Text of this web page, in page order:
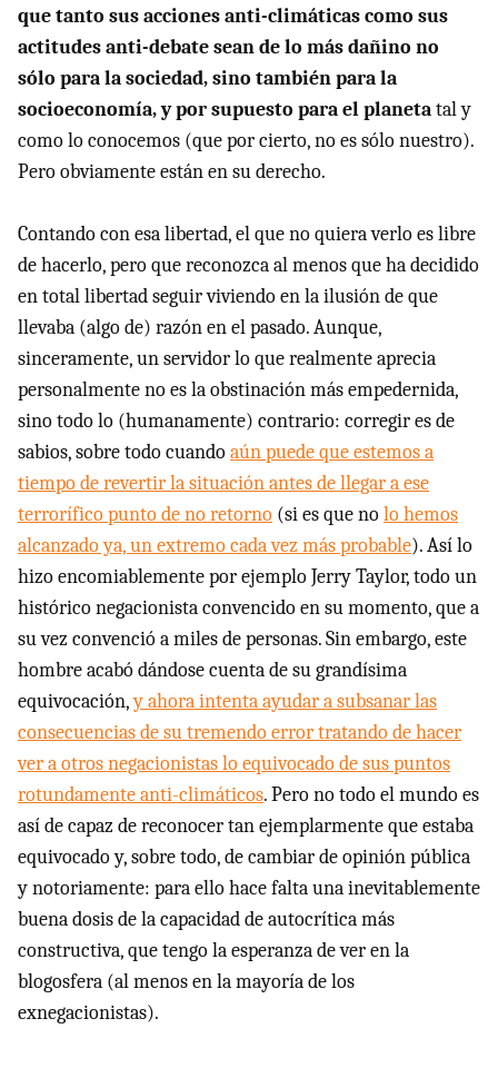
que tanto sus acciones anti-climáticas como sus
actitudes anti-debate sean de lo más dañino no
sólo para la sociedad, sino también para la
socioeconomía, y por supuesto para el planetatal y
como lo conocemos (que por cierto, no es sólo nuestro).
Pero obviamente están en su derecho.
Contando con esa libertad, el que no quiera verlo es libre
de hacerlo, pero que reconozca al menos que ha decidido
en total libertad seguir viviendo en la ilusión de que
llevaba (algo de) razón en el pasado. Aunque,
sinceramente, un servidor lo que realmente aprecia
personalmente no es la obstinación más empedernida,
sino todo lo (humanamente) contrario: corregir es de
sabios, sobre todo cuandoaún puede que estemos a
tiempo de revertir la situación antes de llegar a ese
terrorífico punto de no retorno (si es que nolo hemos
alcanzado ya, un extremo cada vez más probable). Así lo
hizo encomiablemente por ejemplo Jerry Taylor, todo un
histórico negacionista convencido en su momento, que a
su vez convenció a miles de personas. Sin embargo, este
hombre acabó dándose cuenta de su grandísima
equivocación,y ahora intenta ayudar a subsanar las
consecuencias de su tremendo error tratando de hacer
ver a otros negacionistas lo equivocado de sus puntos
rotundamente anti-climáticos. Pero no todo el mundo es
así de capaz de reconocer tan ejemplarmente que estaba
equivocado y, sobre todo, de cambiar de opinión pública
y notoriamente: para ello hace falta una inevitablemente
buena dosis de la capacidad de autocrítica más
constructiva, que tengo la esperanza de ver en la
blogosfera (al menos en la mayoría de los
exnegacionistas).